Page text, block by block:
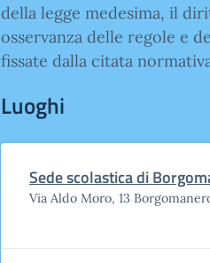
della legge medesima, il
osservanza delle regole e
fissate dalla citata
Luoghi
Sede scolastica di
Via Aldo Moro, 13